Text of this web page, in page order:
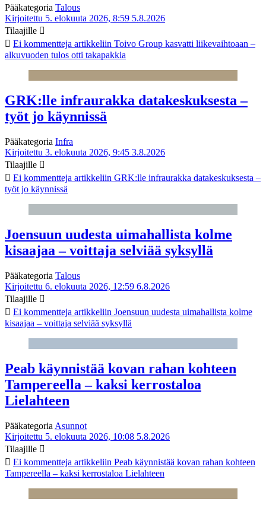
Pääkategoria Talous
Kirjoitettu 5. elokuuta 2026, 8:59 5.8.2026
Tilaajille
Ei kommentteja artikkeliin Toivo Group kasvatti liikevaihtoaan –
alkuvuoden tulos otti takapakkia
GRK:lle infraurakka datakeskuksesta –
työt jo käynnissä
Pääkategoria Infra
Kirjoitettu 3. elokuuta 2026, 9:45 3.8.2026
Tilaajille
Ei kommentteja artikkeliin GRK:lle infraurakka datakeskuksesta –
työt jo käynnissä
Joensuun uudesta uimahallista kolme
kisaajaa – voittaja selviää syksyllä
Pääkategoria Talous
Kirjoitettu 6. elokuuta 2026, 12:59 6.8.2026
Tilaajille
Ei kommentteja artikkeliin Joensuun uudesta uimahallista kolme
kisaajaa – voittaja selviää syksyllä
Peab käynnistää kovan rahan kohteen
Tampereella – kaksi kerrostaloa
Lielahteen
Pääkategoria Asunnot
Kirjoitettu 5. elokuuta 2026, 10:08 5.8.2026
Tilaajille
Ei kommentteja artikkeliin Peab käynnistää kovan rahan kohteen
Tampereella – kaksi kerrostaloa Lielahteen